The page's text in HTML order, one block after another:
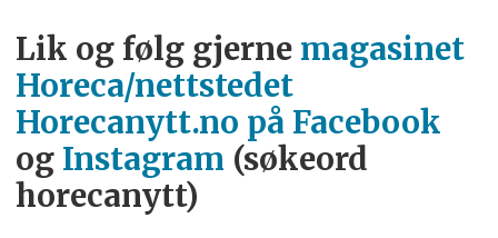
Lik og følg gjerne magasinet
Horeca/nettstedet
Horecanytt.no på Facebook
og Instagram (søkeord
horecanytt)